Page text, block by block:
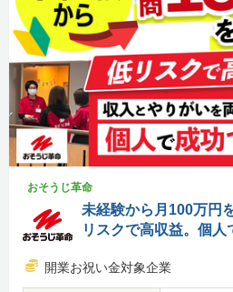
おそうじ革命
未経験から月100万円
リスクで高収益。個人
開業お祝い金対象企業